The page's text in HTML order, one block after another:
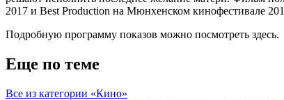
2017 и Best Production на Мюнхенском кинофестивале
Подробную программу показов можно посмотреть здесь.
Еще по теме
Все из категории «Кино»